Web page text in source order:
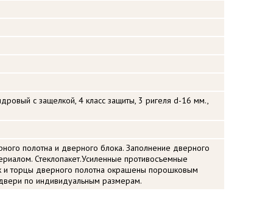
с защелкой, 4 класс защиты, 3 ригеля d-16 мм.,
полотна и дверного блока. Заполнение дверного
Стеклопакет.Усиленные противосъемные
и торцы дверного полотна окрашены порошковым
по индивидуальным размерам.